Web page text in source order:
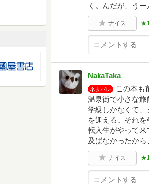
く。んだが、う
ナイス
NakaTaka
ネタバレ
この本も
温泉街で小さな
学級しかなくて
を迎える。それ
転入生がやって
及ばなかったから
ナイス